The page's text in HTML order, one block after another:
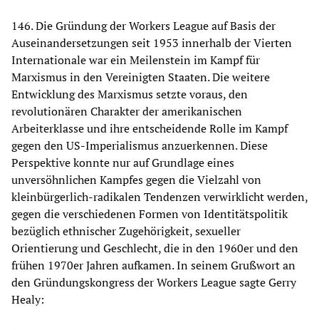
146. Die Gründung der Workers League auf Basis der
Auseinandersetzungen seit 1953 innerhalb der Vierten
Internationale war ein Meilenstein im Kampf für
Marxismus in den Vereinigten Staaten. Die weitere
Entwicklung des Marxismus setzte voraus, den
revolutionären Charakter der amerikanischen
Arbeiterklasse und ihre entscheidende Rolle im Kampf
gegen den US-Imperialismus anzuerkennen. Diese
Perspektive konnte nur auf Grundlage eines
unversöhnlichen Kampfes gegen die Vielzahl von
kleinbürgerlich-radikalen Tendenzen verwirklicht werden,
gegen die verschiedenen Formen von Identitätspolitik
bezüglich ethnischer Zugehörigkeit, sexueller
Orientierung und Geschlecht, die in den 1960er und den
frühen 1970er Jahren aufkamen. In seinem Grußwort an
den Gründungskongress der Workers League sagte Gerry
Healy: